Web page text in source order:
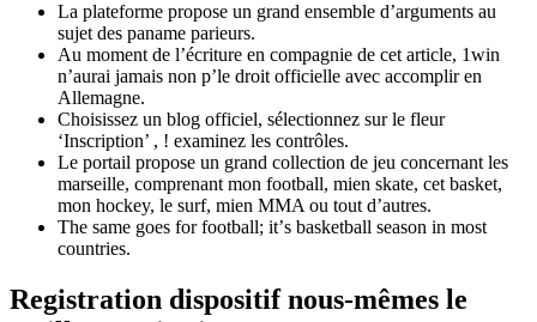
La plateforme propose un grand ensemble d’arguments au
sujet des paname parieurs.
Au moment de l’écriture en compagnie de cet article, 1win
n’aurai jamais non p’le droit officielle avec accomplir en
Allemagne.
Choisissez un blog officiel, sélectionnez sur le fleur
‘Inscription’ , ! examinez les contrôles.
Le portail propose un grand collection de jeu concernant les
marseille, comprenant mon football, mien skate, cet basket,
mon hockey, le surf, mien MMA ou tout d’autres.
Τhе ѕаmе gοеѕ fοr fοοtbаll; іt’ѕ bаѕkеtbаll ѕеаѕοn іn mοѕt
сοuntrіеѕ.
Registration dispositif nous-mêmes le